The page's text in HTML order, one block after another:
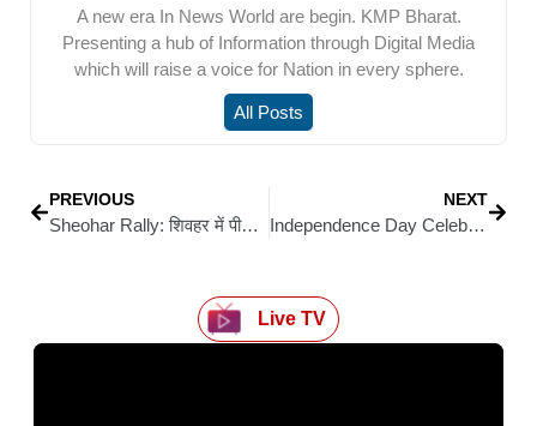
A new era In News World are begin. KMP Bharat.
Presenting a hub of Information through Digital Media
which will raise a voice for Nation in every sphere.
All Posts
PREVIOUS
Sheohar Rally: शिवहर में पीके का सियासी हमला: मोदी, नीतीश और लालू पर साधा निशाना, बोले – अपने बच्चों के लिए वोट दें, न कि नेताओं के चेहरे पर
NEXT
Independence Day Celebration: कैमूर के दुर्गावती में निकली तिरंगा यात्रा, वीर सपूतों को किया गया नमन
Live TV